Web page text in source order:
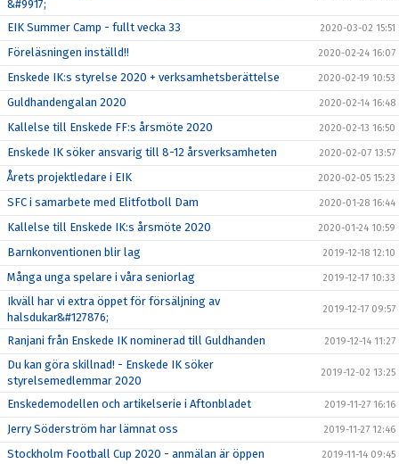
&#9917;
EIK Summer Camp - fullt vecka 33 2020-03-02 15:51
Föreläsningen inställd!! 2020-02-24 16:07
Enskede IK:s styrelse 2020 + verksamhetsberättelse 2020-02-19 10:53
Guldhandengalan 2020 2020-02-14 16:48
Kallelse till Enskede FF:s årsmöte 2020 2020-02-13 16:50
Enskede IK söker ansvarig till 8-12 årsverksamheten 2020-02-07 13:57
Årets projektledare i EIK 2020-02-05 15:23
SFC i samarbete med Elitfotboll Dam 2020-01-28 16:44
Kallelse till Enskede IK:s årsmöte 2020 2020-01-24 10:59
Barnkonventionen blir lag 2019-12-18 12:10
Många unga spelare i våra seniorlag 2019-12-17 10:33
Ikväll har vi extra öppet för försäljning av
halsdukar&#127876;
2019-12-17 09:57
Ranjani från Enskede IK nominerad till Guldhanden 2019-12-14 11:27
Du kan göra skillnad! - Enskede IK söker
styrelsemedlemmar 2020
2019-12-02 13:25
Enskedemodellen och artikelserie i Aftonbladet 2019-11-27 16:16
Jerry Söderström har lämnat oss 2019-11-27 12:46
Stockholm Football Cup 2020 - anmälan är öppen 2019-11-14 09:45